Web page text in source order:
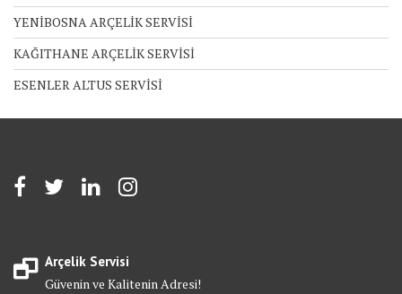
YENİBOSNA ARÇELİK SERVİSİ
KAĞITHANE ARÇELİK SERVİSİ
ESENLER ALTUS SERVİSİ
Arçelik Servisi
Güvenin ve Kalitenin Adresi!